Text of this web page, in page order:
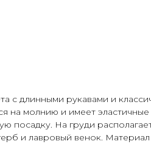
с длинными рукавами и
на молнию и имеет
посадку. На груди
и лавровый венок. Материал